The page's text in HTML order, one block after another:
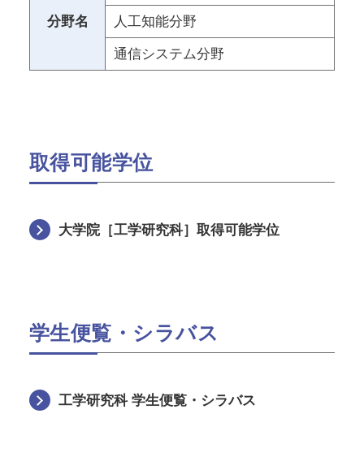
分野名 人工知能分野
通信システム分野
取得可能学位
大学院［工学研究科］取得可能学位
学生便覧・シラバス
工学研究科 学生便覧・シラバス